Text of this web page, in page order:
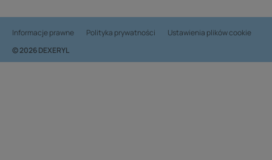
Informacje prawne Polityka prywatności
Ustawienia plików cookie
© 2026 DEXERYL